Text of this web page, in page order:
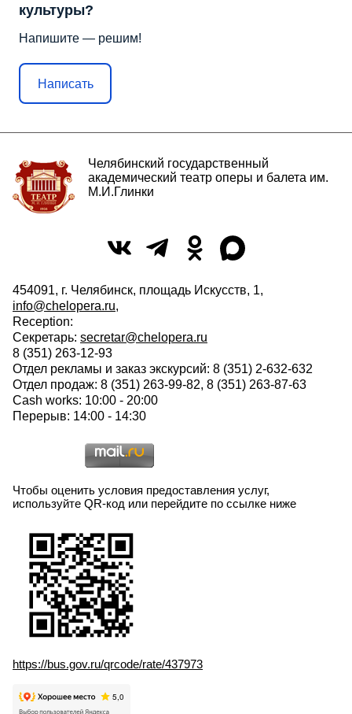
культуры?
Напишите — решим!
Написать
Челябинский государственный
академический театр оперы и балета им.
М.И.Глинки
454091, г. Челябинск, площадь Искусств, 1,
info@chelopera.ru,
Reception:
Секретарь: secretar@chelopera.ru
8 (351) 263-12-93
Отдел рекламы и заказ экскурсий: 8 (351) 2-632-632
Отдел продаж: 8 (351) 263-99-82, 8 (351) 263-87-63
Cash works: 10:00 - 20:00
Перерыв: 14:00 - 14:30
Чтобы оценить условия предоставления услуг,
используйте QR-код или перейдите по ссылке ниже
https://bus.gov.ru/qrcode/rate/437973